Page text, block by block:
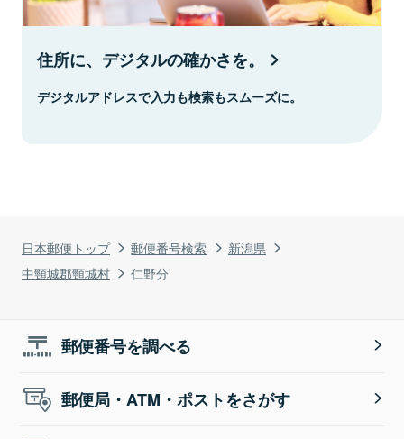
日本郵便トップ 郵便番号検索
新潟県
中頸城郡頸城村
仁野分
住所に、デジタルの確かさを。
デジタルアドレスで入力も検索もスムーズに。
郵便番号を調べる
郵便局・ATM・ポストをさがす